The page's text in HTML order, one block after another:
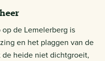
de Lemelerberg is
en het plaggen van de
heide niet dichtgroeit,